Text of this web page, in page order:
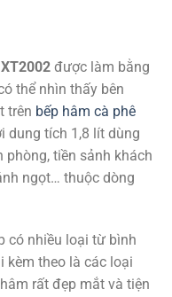
được làm bằng
thể nhìn thấy bên
trên bếp hâm cà phê
dung tích 1,8 lít dùng
tiền sảnh khách
ngọt… thuộc dòng
có nhiều loại từ bình
kèm theo là các loại
rất đẹp mắt và tiện